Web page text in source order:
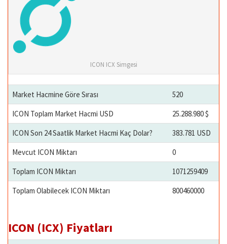
ICON ICX Simgesi
Market Hacmine Göre Sırası
520
ICON Toplam Market Hacmi USD
25.288.980 $
ICON Son 24 Saatlik Market Hacmi Kaç Dolar?
383.781 USD
Mevcut ICON Miktarı
0
Toplam ICON Miktarı
1071259409
Toplam Olabilecek ICON Miktarı
800460000
ICON (ICX) Fiyatları